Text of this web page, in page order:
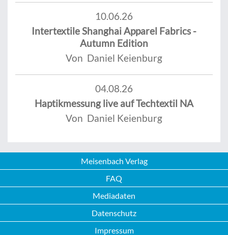
10.06.26
Intertextile Shanghai Apparel Fabrics -
Autumn Edition
Von Daniel Keienburg
04.08.26
Haptikmessung live auf Techtextil NA
Von Daniel Keienburg
Meisenbach Verlag
FAQ
Mediadaten
Datenschutz
Impressum